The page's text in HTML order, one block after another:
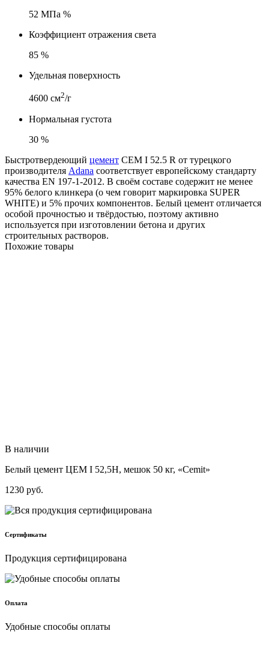
52 МПа %
Коэффициент отражения света
85 %
Удельная поверхность
4600 см2/г
Нормальная густота
30 %
Быстротвердеющий цемент CEM I 52.5 R от турецкого
производителя Adana соответствует европейскому стандарту
качества EN 197-1-2012. В своём составе содержит не менее
95% белого клинкера (о чем говорит маркировка SUPER
WHITE) и 5% прочих компонентов. Белый цемент отличается
особой прочностью и твёрдостью, поэтому активно
используется при изготовлении бетона и других
строительных растворов.
Похожие товары
В наличии
Белый цемент ЦЕМ I 52,5Н, мешок 50 кг, «Cemit»
1230 руб.
Сертификаты
Продукция сертифицирована
Оплата
Удобные способы оплаты